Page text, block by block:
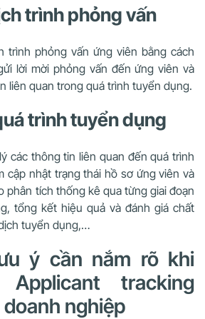
trình phỏng vấn
trình phỏng vấn ứng viên bằng cách
lời mời phỏng vấn đến ứng viên và
liên quan trong quá trình tuyển dụng.
trình tuyển dụng
các thông tin liên quan đến quá trình
cập nhật trạng thái hồ sơ ứng viên và
phân tích thống kê qua từng giai đoạn
tổng kết hiệu quả và đánh giá chất
tuyển dụng,…
ý cần nắm rõ khi
tracking
nghiệp